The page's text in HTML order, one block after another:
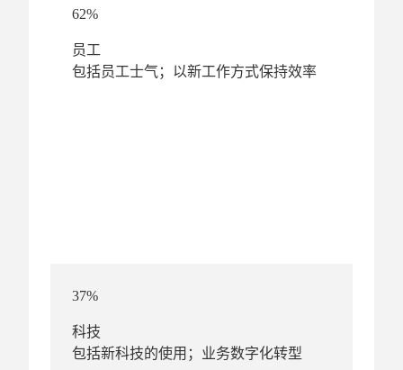
62%
员工
包括员工士气；以新工作方式保持效率
37%
科技
包括新科技的使用；业务数字化转型